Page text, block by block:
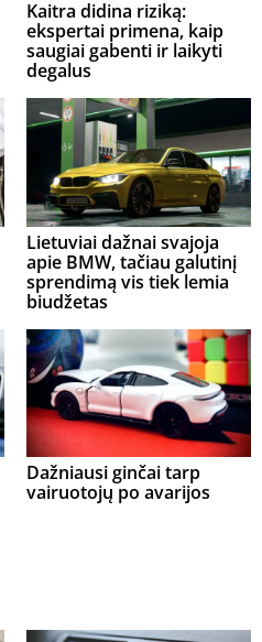
Kaitra didina riziką:
ekspertai primena, kaip
saugiai gabenti ir laikyti
degalus
Lietuviai dažnai svajoja
apie BMW, tačiau galutinį
sprendimą vis tiek lemia
biudžetas
Dažniausi ginčai tarp
vairuotojų po avarijos